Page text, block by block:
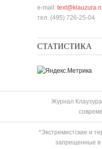
e-mail:
тел. (495) 726-25-04
СТАТИСТИКА
Журнал
*Экстремистские и
запрещенные в